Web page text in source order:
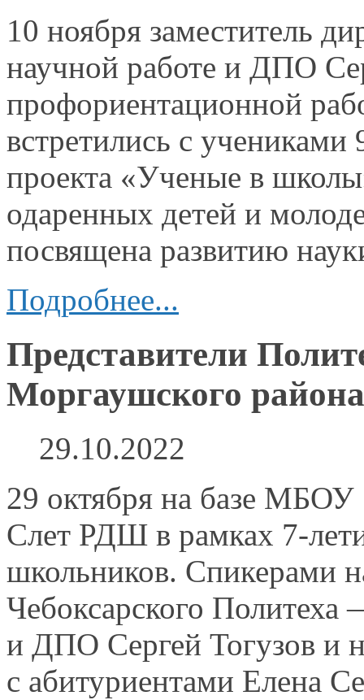
10 ноября заместитель
научной работе и ДПО
профориентационной
встретились с учениками
проекта «Ученые в
одаренных детей и
посвящена развитию
Подробнее...
Представители
Моргаушского района
29.10.2022
29 октября на базе МБОУ
Слет РДШ в рамках 7-
школьников. Спикерами
Чебоксарского Политеха
и ДПО Сергей Тогузов и
с абитуриентами Елена